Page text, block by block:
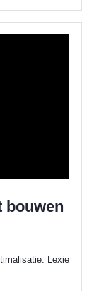
bouwen
Lexie